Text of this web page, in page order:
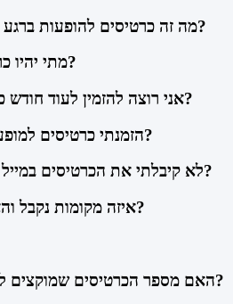
מה זה כרטיסים להופעות ברגע האחרון ואיך זה עובד?
מתי יהיו כרטיסים למופע מסוים?
אני רוצה להזמין לעוד חודש כרטיס למופע - אפשר?
הזמנתי כרטיסים למופע, איפה הם ימתינו לי?
לא קיבלתי את הכרטיסים במייל או בסמס, מה עושים?
איזה מקומות נקבל והאם ניתן לבחור אותם?
האם מספר הכרטיסים שמוקצים לאירוע יכול להשתנות?